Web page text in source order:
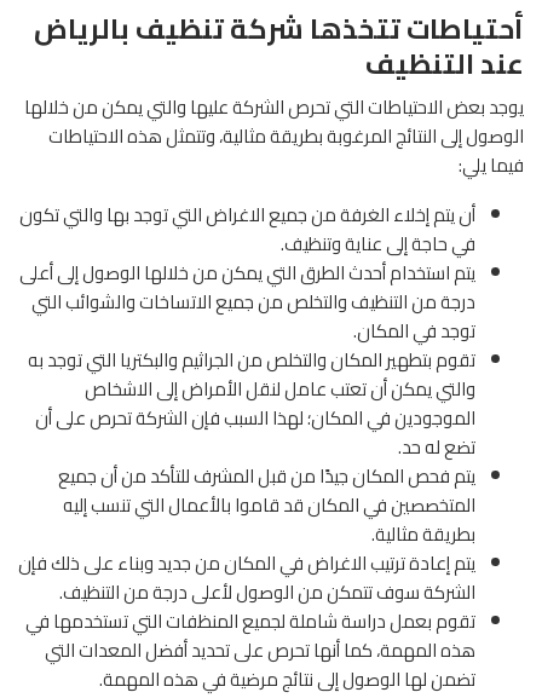
أحتياطات تتخذها شركة تنظيف بالرياض
عند التنظيف
يوجد بعض الاحتياطات التي تحرص الشركة عليها والتي يمكن من خلالها
الوصول إلى النتائج المرغوبة بطريقة مثالية، وتتمثل هذه الاحتياطات
فيما يلي:
أن يتم إخلاء الغرفة من جميع الاغراض التي توجد بها والتي تكون
في حاجة إلى عناية وتنظيف.
يتم استخدام أحدث الطرق التي يمكن من خلالها الوصول إلى أعلى
درجة من التنظيف والتخلص من جميع الاتساخات والشوائب التي
توجد في المكان.
تقوم بتطهير المكان والتخلص من الجراثيم والبكتريا التي توجد به
والتي يمكن أن تعتب عامل لنقل الأمراض إلى الاشخاص
الموجودين في المكان؛ لهذا السبب فإن الشركة تحرص على أن
تضع له حد.
يتم فحص المكان جيدًا من قبل المشرف للتأكد من أن جميع
المتخصصين في المكان قد قاموا بالأعمال التي تنسب إليه
بطريقة مثالية.
يتم إعادة ترتيب الاغراض في المكان من جديد وبناء على ذلك فإن
الشركة سوف تتمكن من الوصول لأعلى درجة من التنظيف.
تقوم بعمل دراسة شاملة لجميع المنظفات التي تستخدمها في
هذه المهمة، كما أنها تحرص على تحديد أفضل المعدات التي
تضمن لها الوصول إلى نتائج مرضية في هذه المهمة.